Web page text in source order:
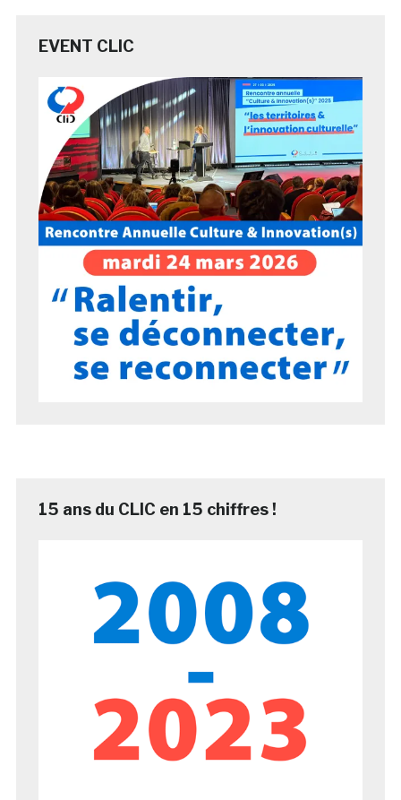
EVENT CLIC
15 ans du CLIC en 15 chiffres !